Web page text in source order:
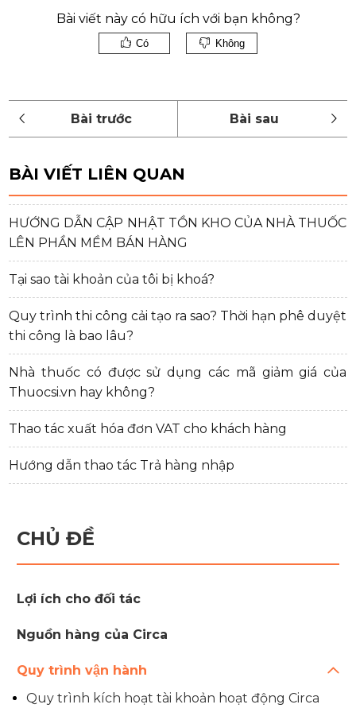
Bài viết này có hữu ích với bạn không?
Có Không
BÀI VIẾT LIÊN QUAN
HƯỚNG DẪN CẬP NHẬT TỒN KHO CỦA NHÀ THUỐC
LÊN PHẦN MỀM BÁN HÀNG
Tại sao tài khoản của tôi bị khoá?
Quy trình thi công cải tạo ra sao? Thời hạn phê duyệt
thi công là bao lâu?
Nhà thuốc có được sử dụng các mã giảm giá của
Thuocsi.vn hay không?
Thao tác xuất hóa đơn VAT cho khách hàng
Hướng dẫn thao tác Trả hàng nhập
CHỦ ĐỀ
Lợi ích cho đối tác
Nguồn hàng của Circa
Quy trình vận hành
Quy trình kích hoạt tài khoản hoạt động Circa